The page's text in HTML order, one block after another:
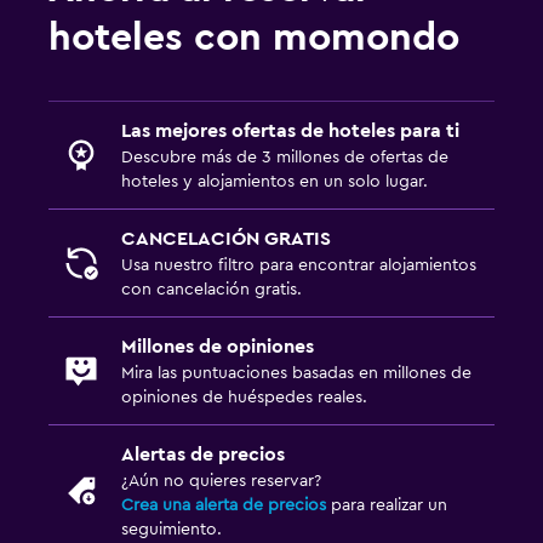
Comedor
Almuerzos para llevar
Estacionamiento y transporte
Estacionamiento gratuito
Lavandería
Lavandería
Zona de trabajo
Escritorio
hoteles con momondo
Las mejores ofertas de hoteles para ti
Descubre más de 3 millones de ofertas de
hoteles y alojamientos en un solo lugar.
CANCELACIÓN GRATIS
Usa nuestro filtro para encontrar alojamientos
con cancelación gratis.
Millones de opiniones
Mira las puntuaciones basadas en millones de
opiniones de huéspedes reales.
Alertas de precios
¿Aún no quieres reservar?
Crea una alerta de precios para realizar un
seguimiento.